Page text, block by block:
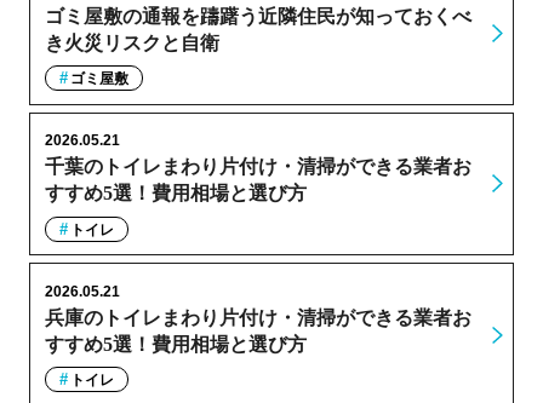
ゴミ屋敷の通報を躊躇う近隣住民が知っておくべ
き火災リスクと自衛
ゴミ屋敷
千葉のトイレまわり片付け・清掃ができる業者お
すすめ5選！費用相場と選び方
2026.05.21
トイレ
兵庫のトイレまわり片付け・清掃ができる業者お
すすめ5選！費用相場と選び方
2026.05.21
トイレ